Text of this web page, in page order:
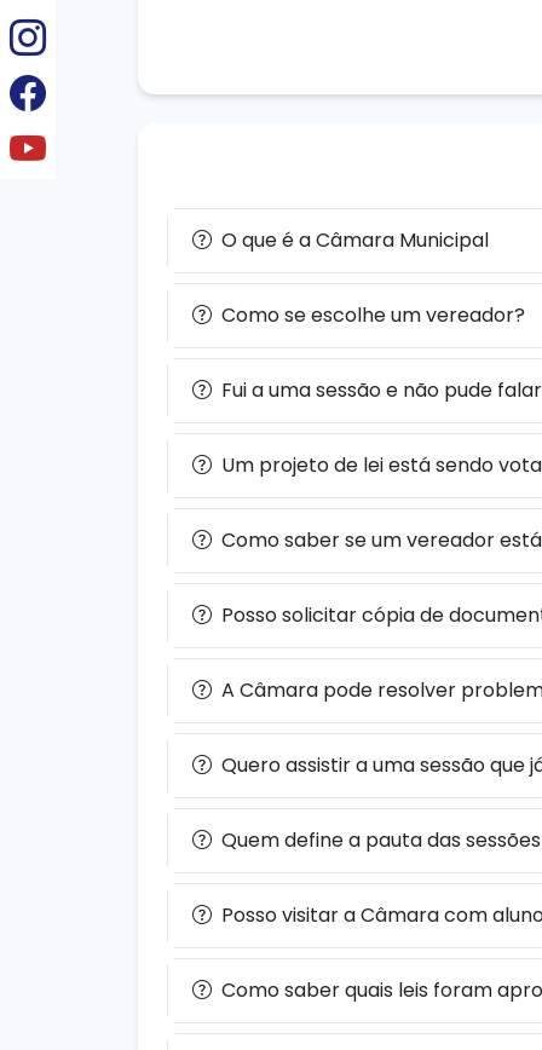
O que é a Câmara Municipal
Como se escolhe um vereador?
Fui a uma sessão e não pude
Um projeto de lei está sendo
Como saber se um vereador
Posso solicitar cópia de
A Câmara pode resolver
Quero assistir a uma sessão que
Quem define a pauta das
Posso visitar a Câmara com
Como saber quais leis foram